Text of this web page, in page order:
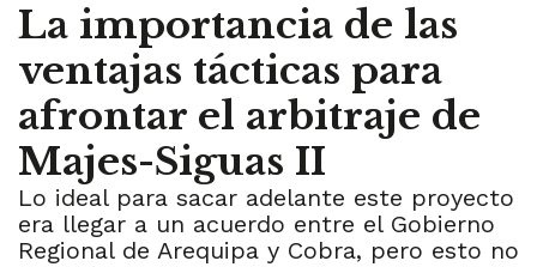
La importancia de las
ventajas tácticas para
afrontar el arbitraje de
Majes-Siguas II
Lo ideal para sacar adelante este proyecto
era llegar a un acuerdo entre el Gobierno
Regional de Arequipa y Cobra, pero esto no